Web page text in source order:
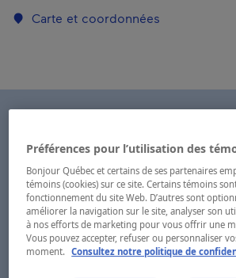
Carte et coordonnées
Préférences pour l’utilisation des
Bonjour Québec et certains de ses partenaires
témoins (cookies) sur ce site. Certains témoins
fonctionnement du site Web. D’autres sont
améliorer la navigation sur le site, analyser son
à nos efforts de marketing pour vous offrir une
Vous pouvez accepter, refuser ou personnaliser
moment.
Consultez notre politique de